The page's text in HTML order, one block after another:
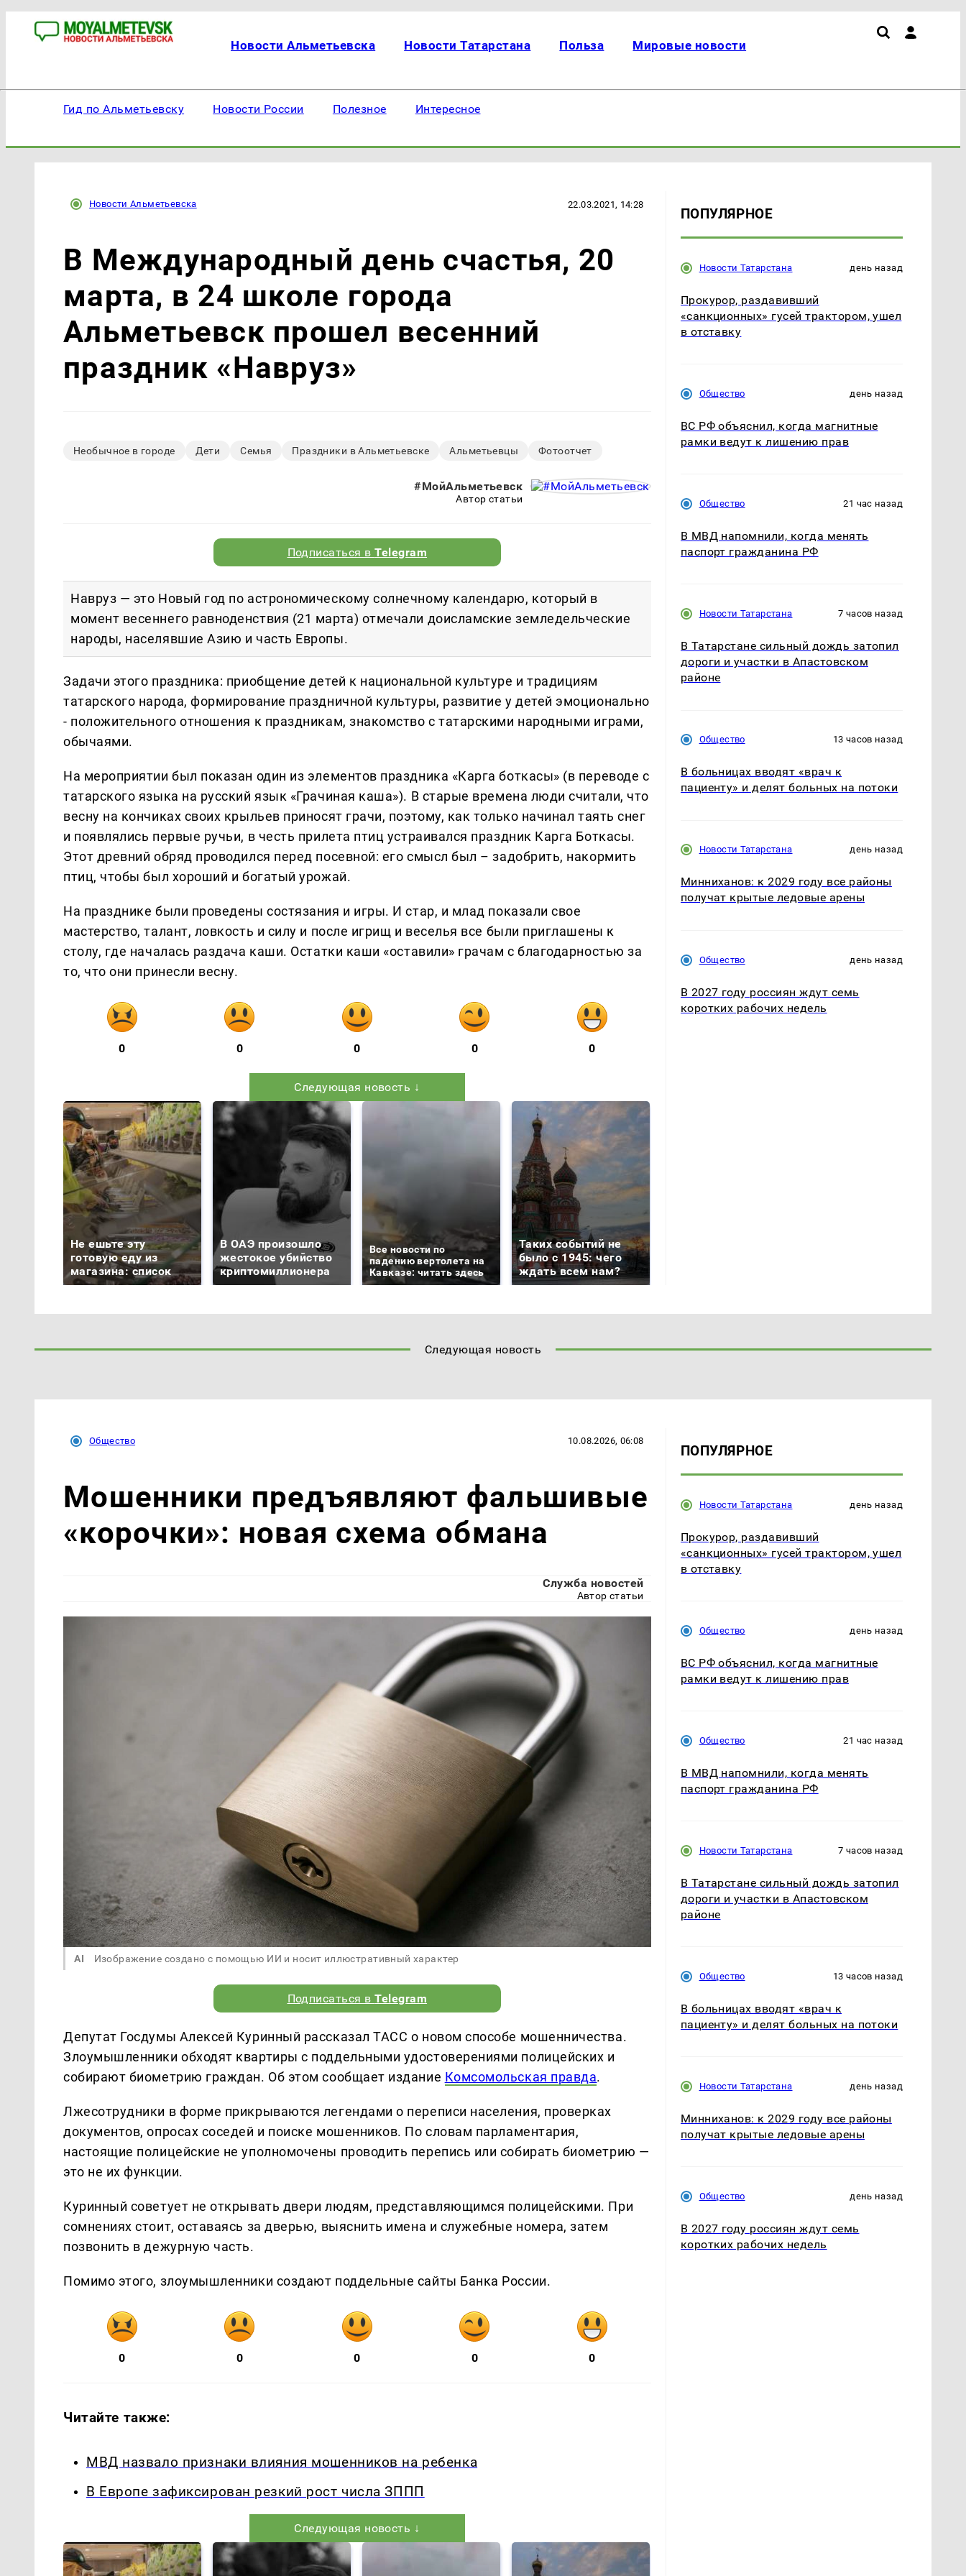
Новости Альметьевска Новости Татарстана Польза Мировые новости
Гид по Альметьевску Новости России Полезное Интересное
Новости Альметьевска 22.03.2021, 14:28
В Международный день счастья, 20
марта, в 24 школе города
Альметьевск прошел весенний
праздник «Навруз»
Необычное в городе Дети Семья Праздники в Альметьевске Альметьевцы Фотоотчет
#МойАльметьевск
Автор статьи
Подписаться вTelegram
Навруз — это Новый год по астрономическому солнечному календарю, который в
момент весеннего равноденствия (21 марта) отмечали доисламские земледельческие
народы, населявшие Азию и часть Европы.
Задачи этого праздника: приобщение детей к национальной культуре и традициям
татарского народа, формирование праздничной культуры, развитие у детей эмоционально
- положительного отношения к праздникам, знакомство с татарскими народными играми,
обычаями.
На мероприятии был показан один из элементов праздника «Карга боткасы» (в переводе с
татарского языка на русский язык «Грачиная каша»). В старые времена люди считали, что
весну на кончиках своих крыльев приносят грачи, поэтому, как только начинал таять снег
и появлялись первые ручьи, в честь прилета птиц устраивался праздник Карга Боткасы.
Этот древний обряд проводился перед посевной: его смысл был – задобрить, накормить
птиц, чтобы был хороший и богатый урожай.
На празднике были проведены состязания и игры. И стар, и млад показали свое
мастерство, талант, ловкость и силу и после игрищ и веселья все были приглашены к
столу, где началась раздача каши. Остатки каши «оставили» грачам с благодарностью за
то, что они принесли весну.
0 0 0 0 0
Следующая новость ↓
Не ешьте эту
готовую еду из
магазина: список
В ОАЭ произошло
жестокое убийство
криптомиллионера
Все новости по
падению вертолета на
Кавказе: читать здесь
Таких событий не
было с 1945: чего
ждать всем нам?
ПОПУЛЯРНОЕ
Новости Татарстана день назад
Прокурор, раздавивший
«санкционных» гусей трактором, ушел
в отставку
Общество день назад
ВС РФ объяснил, когда магнитные
рамки ведут к лишению прав
Общество 21 час назад
В МВД напомнили, когда менять
паспорт гражданина РФ
Новости Татарстана 7 часов назад
В Татарстане сильный дождь затопил
дороги и участки в Апастовском
районе
Общество 13 часов назад
В больницах вводят «врач к
пациенту» и делят больных на потоки
Новости Татарстана день назад
Минниханов: к 2029 году все районы
получат крытые ледовые арены
Общество день назад
В 2027 году россиян ждут семь
коротких рабочих недель
Следующая новость
Общество 10.08.2026, 06:08
Мошенники предъявляют фальшивые
«корочки»: новая схема обмана
Служба новостей
Автор статьи
AI Изображение создано с помощью ИИ и носит иллюстративный характер
Подписаться вTelegram
Депутат Госдумы Алексей Куринный рассказал ТАСС о новом способе мошенничества.
Злоумышленники обходят квартиры с поддельными удостоверениями полицейских и
собирают биометрию граждан. Об этом сообщает издание Комсомольская правда.
Лжесотрудники в форме прикрываются легендами о переписи населения, проверках
документов, опросах соседей и поиске мошенников. По словам парламентария,
настоящие полицейские не уполномочены проводить перепись или собирать биометрию —
это не их функции.
Куринный советует не открывать двери людям, представляющимся полицейскими. При
сомнениях стоит, оставаясь за дверью, выяснить имена и служебные номера, затем
позвонить в дежурную часть.
Помимо этого, злоумышленники создают поддельные сайты Банка России.
0 0 0 0 0
Читайте также:
МВД назвало признаки влияния мошенников на ребенка
В Европе зафиксирован резкий рост числа ЗППП
Следующая новость ↓
ПОПУЛЯРНОЕ
Новости Татарстана день назад
Прокурор, раздавивший
«санкционных» гусей трактором, ушел
в отставку
Общество день назад
ВС РФ объяснил, когда магнитные
рамки ведут к лишению прав
Общество 21 час назад
В МВД напомнили, когда менять
паспорт гражданина РФ
Новости Татарстана 7 часов назад
В Татарстане сильный дождь затопил
дороги и участки в Апастовском
районе
Общество 13 часов назад
В больницах вводят «врач к
пациенту» и делят больных на потоки
Новости Татарстана день назад
Минниханов: к 2029 году все районы
получат крытые ледовые арены
Общество день назад
В 2027 году россиян ждут семь
коротких рабочих недель